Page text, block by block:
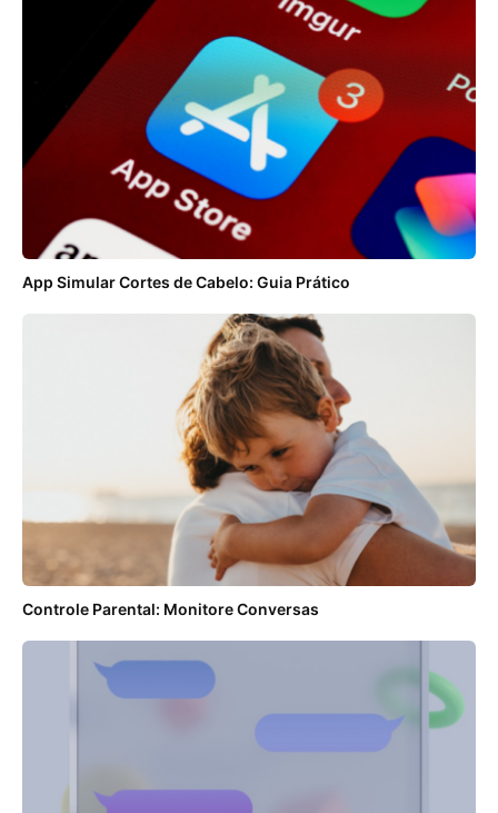
App Simular Cortes de Cabelo: Guia Prático
Controle Parental: Monitore Conversas